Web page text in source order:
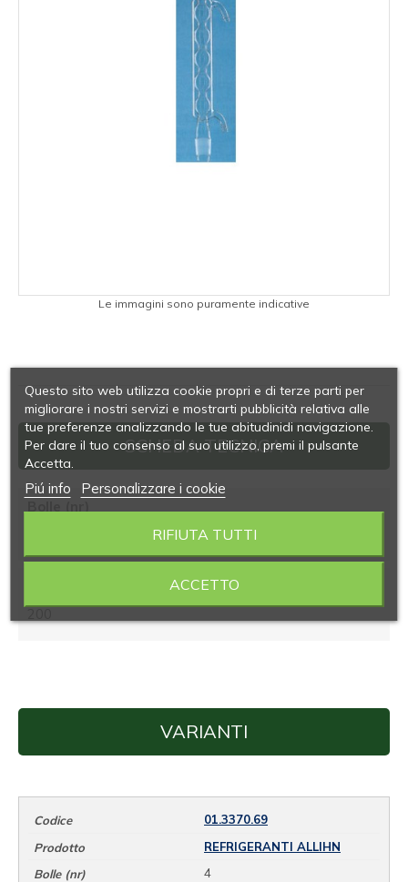
Le immagini sono puramente indicative
SCHEDA TECNICA
Lunghezza mantello (mm)
VARIANTI
01.3370.69
REFRIGERANTI ALLIHN
4
Questo sito web utilizza cookie propri e di terze parti per
migliorare i nostri servizi e mostrarti pubblicità relativa alle
tue preferenze analizzando le tue abitudinidi navigazione.
Per dare il tuo consenso al suo utilizzo, premi il pulsante
Accetta.
Piú info Personalizzare i cookie
RIFIUTA TUTTI
ACCETTO